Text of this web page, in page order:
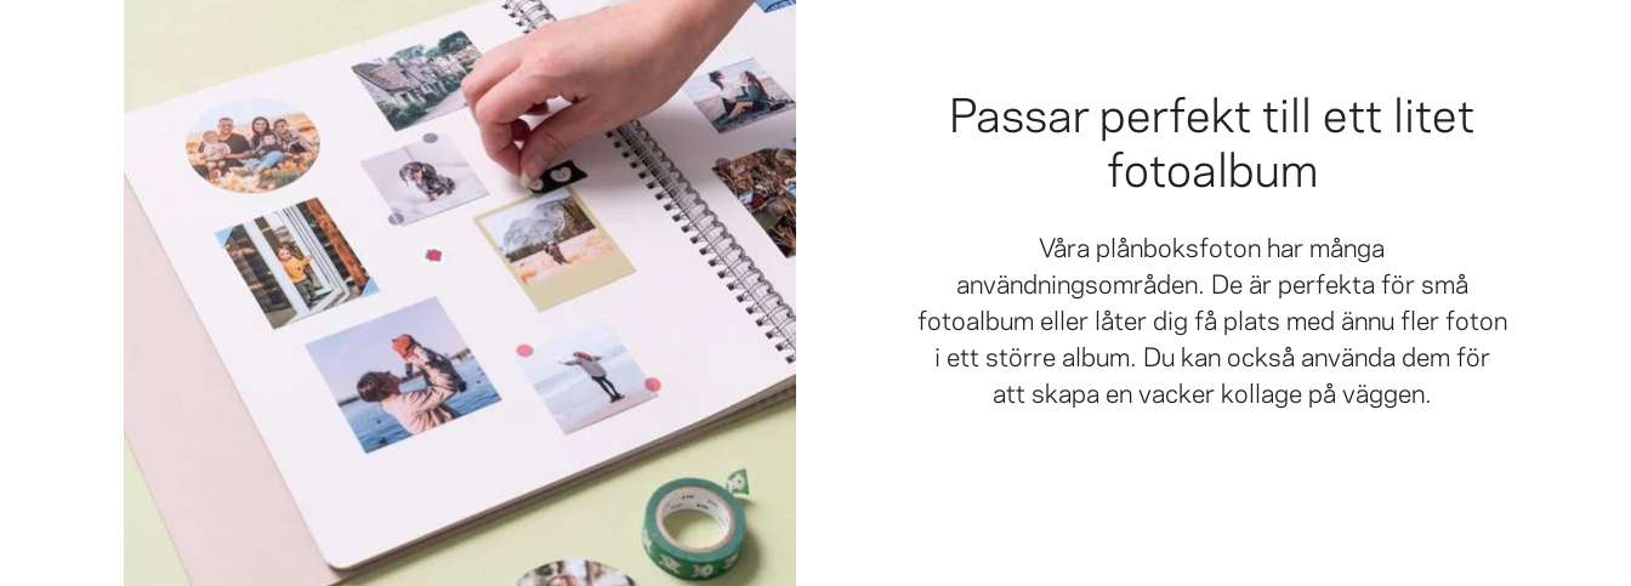
Passar perfekt till ett litet
fotoalbum
Våra plånboksfoton har många
användningsområden. De är perfekta för små
fotoalbum eller låter dig få plats med ännu fler foton
i ett större album. Du kan också använda dem för
att skapa en vacker kollage på väggen.